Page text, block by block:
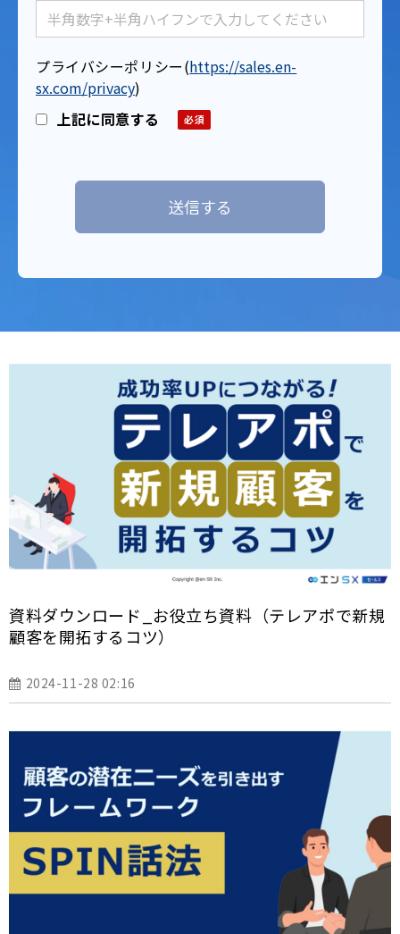
プライバシーポリシー(https://sales.en-
sx.com/privacy)
上記に同意する
資料ダウンロード_お役立ち資料（テレアポで新規
顧客を開拓するコツ）
2024-11-28 02:16